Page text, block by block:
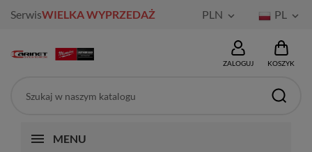
SerwisWIELKA WYPRZEDAŻ PLN  PL 
ZALOGUJ KOSZYK
MENU